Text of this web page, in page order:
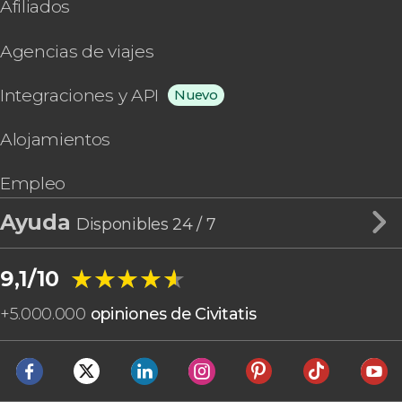
Lourdes
Calvi
Saint-Laurent-des-Combes
Annecy
Fontainebleau
Chaumont sur Loire
Saint-Émilion
Albi
Chantilly
Provenza
Región de París Isla de Francia
Región de Ultramar
Vendée
Afiliados
Agencias de viajes
Integraciones y API Nuevo
Alojamientos
Empleo
Ayuda Disponibles 24 / 7
9,1/10 ★★★★★
★★★★★
+5.000.000 opiniones de Civitatis